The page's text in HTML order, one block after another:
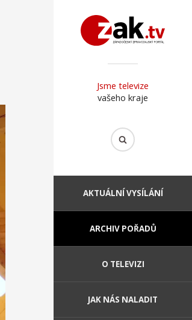
Jsme televize
vašeho kraje
AKTUÁLNÍ VYSÍLÁNÍ
ARCHIV POŘADŮ
O TELEVIZI
JAK NÁS NALADIT